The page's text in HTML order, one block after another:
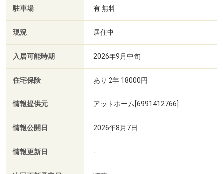
駐車場 有 無料
現況 居住中
入居可能時期 2026年9月中旬
住宅保険 あり 2年 18000円
情報提供元 アットホーム[6991412766]
情報公開日 2026年8月7日
情報更新日 -